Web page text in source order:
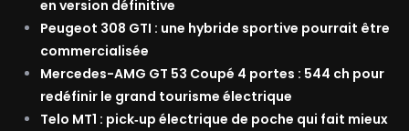
en version définitive
Peugeot 308 GTI : une hybride sportive pourrait être
commercialisée
Mercedes-AMG GT 53 Coupé 4 portes : 544 ch pour
redéfinir le grand tourisme électrique
Telo MT1 : pick‑up électrique de poche qui fait mieux